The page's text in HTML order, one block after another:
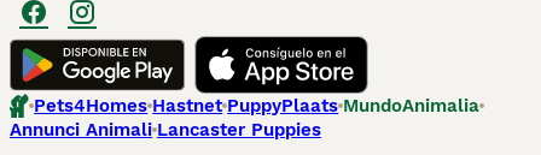
Pets4Homes Hastnet PuppyPlaats MundoAnimalia
Annunci Animali Lancaster Puppies